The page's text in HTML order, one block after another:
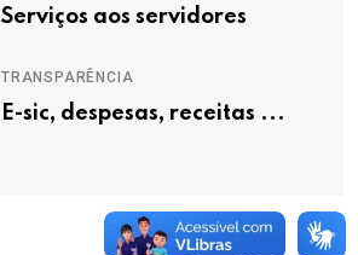
Serviços aos servidores
TRANSPARÊNCIA
E-sic, despesas, receitas ...